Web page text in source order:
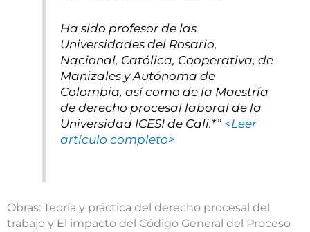
Ha sido profesor de las
Universidades del Rosario,
Nacional, Católica, Cooperativa, de
Manizales y Autónoma de
Colombia, así como de la Maestría
de derecho procesal laboral de la
Universidad ICESI de Cali.*” <Leer
artículo completo>
Obras: Teoría y práctica del derecho procesal del
trabajo y El impacto del Código General del Proceso